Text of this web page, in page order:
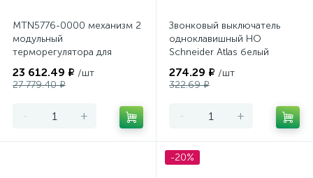
MTN5776-0000 механизм 2
модульный
терморегулятора для
программируемый Merten
23 612.49 ₽ /шт
27 779.40 ₽
- +
Звонковый выключатель
одноклавишный НО
Schneider Atlas белый
274.29 ₽ /шт
322.69 ₽
- +
-20%